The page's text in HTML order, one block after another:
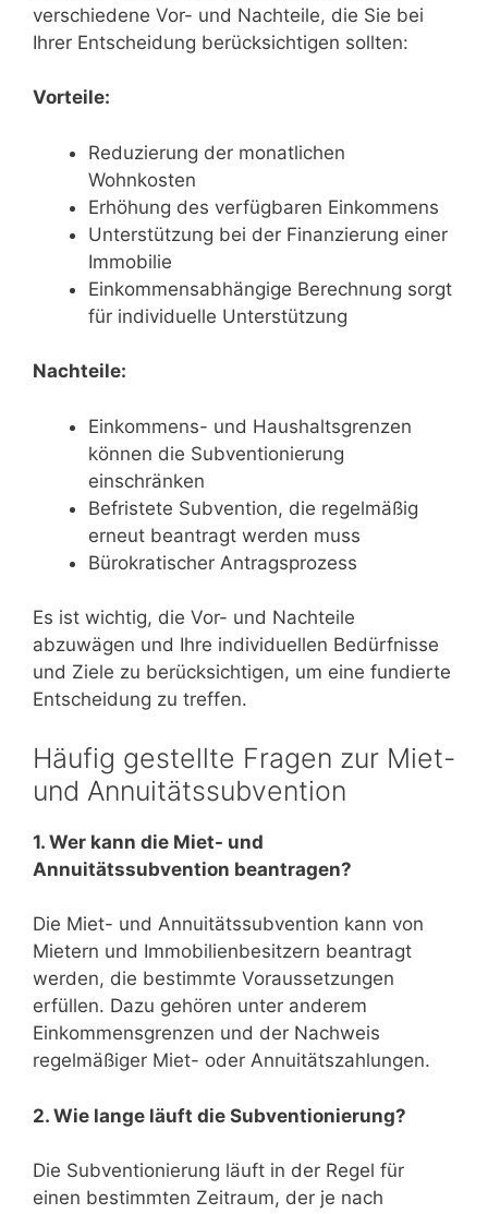
verschiedene Vor- und Nachteile, die Sie bei
Ihrer Entscheidung berücksichtigen sollten:
Vorteile:
Reduzierung der monatlichen
Wohnkosten
Erhöhung des verfügbaren Einkommens
Unterstützung bei der Finanzierung einer
Immobilie
Einkommensabhängige Berechnung sorgt
für individuelle Unterstützung
Nachteile:
Einkommens- und Haushaltsgrenzen
können die Subventionierung
einschränken
Befristete Subvention, die regelmäßig
erneut beantragt werden muss
Bürokratischer Antragsprozess
Es ist wichtig, die Vor- und Nachteile
abzuwägen und Ihre individuellen Bedürfnisse
und Ziele zu berücksichtigen, um eine fundierte
Entscheidung zu treffen.
Häufig gestellte Fragen zur Miet-
und Annuitätssubvention
1. Wer kann die Miet- und
Annuitätssubvention beantragen?
Die Miet- und Annuitätssubvention kann von
Mietern und Immobilienbesitzern beantragt
werden, die bestimmte Voraussetzungen
erfüllen. Dazu gehören unter anderem
Einkommensgrenzen und der Nachweis
regelmäßiger Miet- oder Annuitätszahlungen.
2. Wie lange läuft die Subventionierung?
Die Subventionierung läuft in der Regel für
einen bestimmten Zeitraum, der je nach